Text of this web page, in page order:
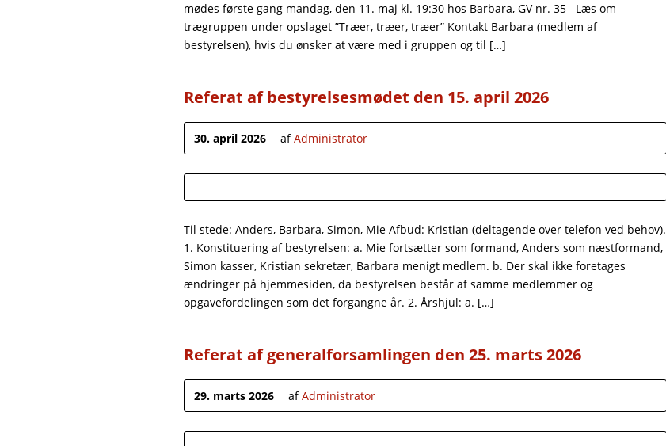
mødes første gang mandag, den 11. maj kl. 19:30 hos Barbara, GV nr. 35 Læs om
trægruppen under opslaget ”Træer, træer, træer” Kontakt Barbara (medlem af
bestyrelsen), hvis du ønsker at være med i gruppen og til […]
Referat af bestyrelsesmødet den 15. april 2026
30. april 2026 afAdministrator
Til stede: Anders, Barbara, Simon, Mie Afbud: Kristian (deltagende over telefon ved behov).
1. Konstituering af bestyrelsen: a. Mie fortsætter som formand, Anders som næstformand,
Simon kasser, Kristian sekretær, Barbara menigt medlem. b. Der skal ikke foretages
ændringer på hjemmesiden, da bestyrelsen består af samme medlemmer og
opgavefordelingen som det forgangne år. 2. Årshjul: a. […]
Referat af generalforsamlingen den 25. marts 2026
29. marts 2026 afAdministrator